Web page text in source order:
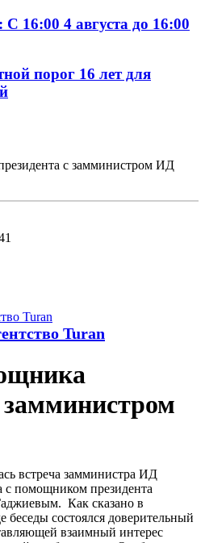
16:00 4 августа до 16:00
порог 16 лет для
с замминистром ИД
Turan
замминистром
встреча замминистра ИД
с помощником президента
Как сказано в
состоялся доверительный
взаимный интерес